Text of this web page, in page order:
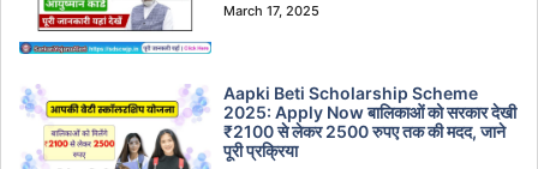
March 17, 2025
Aapki Beti Scholarship Scheme
2025: Apply Now बालिकाओं को सरकार देखी
₹2100 से लेकर 2500 रुपए तक की मदद, जाने
पूरी प्रक्रिया